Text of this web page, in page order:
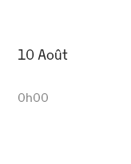
10 Août
0h00